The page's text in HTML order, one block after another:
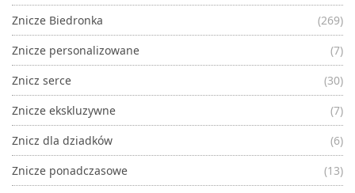
Znicze Biedronka
(269)
Znicze personalizowane
(7)
Znicz serce
(30)
Znicze ekskluzywne
(7)
Znicz dla dziadków
(6)
Znicze ponadczasowe
(13)